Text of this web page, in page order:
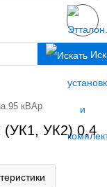
95 кВАр
(УК1, УК2) 0,4